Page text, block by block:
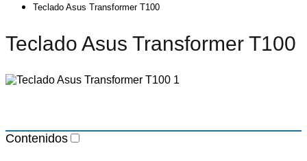
Teclado Asus Transformer T100
Teclado Asus Transformer T100
Contenidos